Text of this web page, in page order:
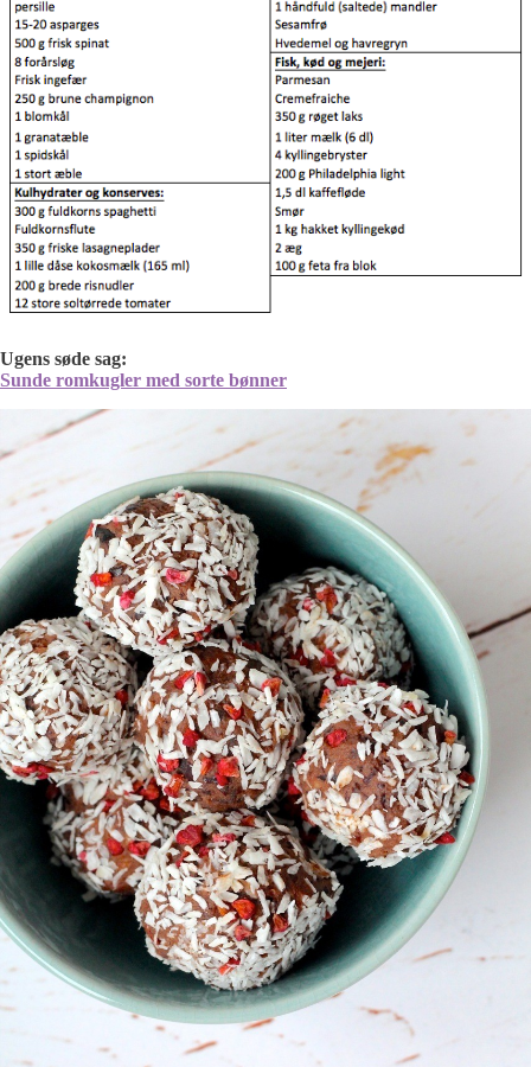
Ugens søde sag:
Sunde romkugler med sorte bønner